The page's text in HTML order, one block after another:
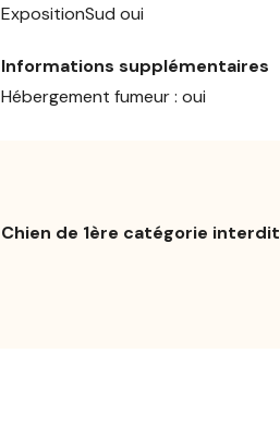
ExpositionSud oui
Informations supplémentaires
Hébergement fumeur : oui
Chien de 1ère catégorie interdit